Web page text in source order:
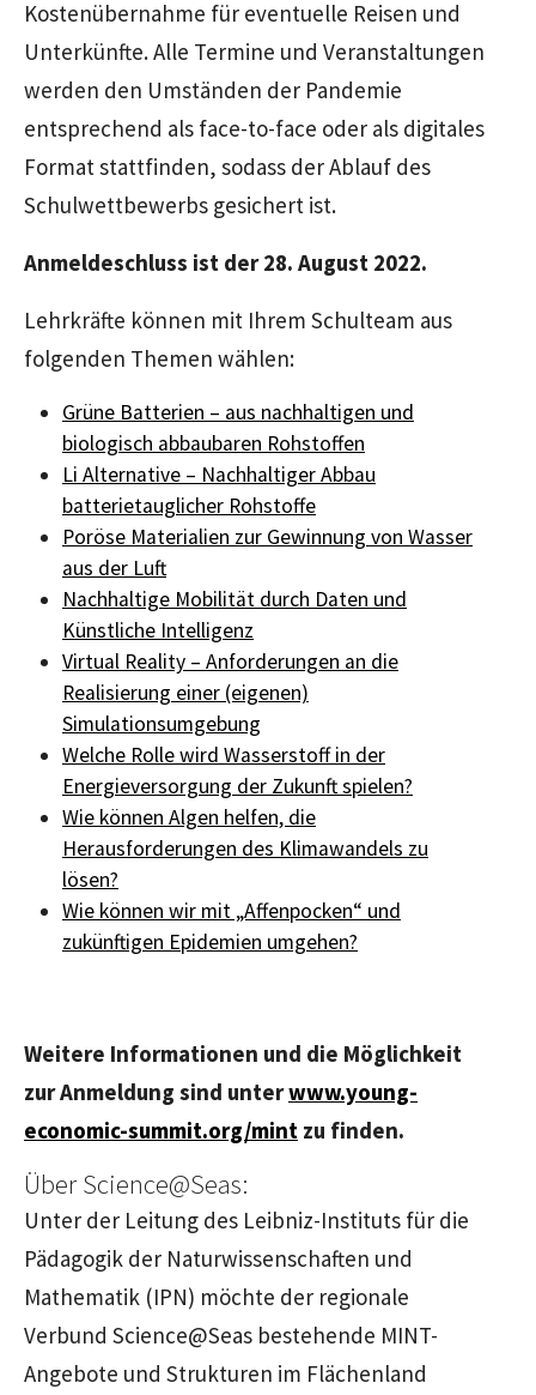
Kostenübernahme für eventuelle Reisen und
Unterkünfte. Alle Termine und Veranstaltungen
werden den Umständen der Pandemie
entsprechend als face-to-face oder als digitales
Format stattfinden, sodass der Ablauf des
Schulwettbewerbs gesichert ist.
Anmeldeschluss ist der 28. August 2022.
Lehrkräfte können mit Ihrem Schulteam aus
folgenden Themen wählen:
Grüne Batterien – aus nachhaltigen und
biologisch abbaubaren Rohstoffen
Li Alternative – Nachhaltiger Abbau
batterietauglicher Rohstoffe
Poröse Materialien zur Gewinnung von Wasser
aus der Luft
Nachhaltige Mobilität durch Daten und
Künstliche Intelligenz
Virtual Reality – Anforderungen an die
Realisierung einer (eigenen)
Simulationsumgebung
Welche Rolle wird Wasserstoff in der
Energieversorgung der Zukunft spielen?
Wie können Algen helfen, die
Herausforderungen des Klimawandels zu
lösen?
Wie können wir mit „Affenpocken“ und
zukünftigen Epidemien umgehen?
Weitere Informationen und die Möglichkeit
zur Anmeldung sind unterwww.young-
economic-summit.org/mint zu finden.
Über Science@Seas:
Unter der Leitung des Leibniz-Instituts für die
Pädagogik der Naturwissenschaften und
Mathematik (IPN) möchte der regionale
Verbund Science@Seas bestehende MINT-
Angebote und Strukturen im Flächenland